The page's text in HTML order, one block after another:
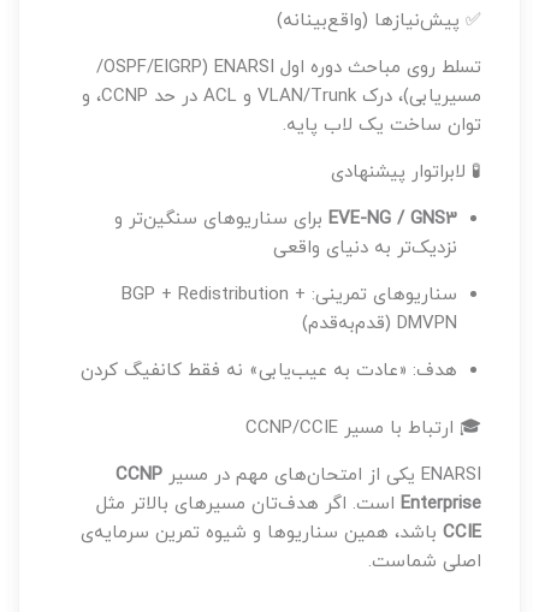
✅ پیش‌نیازها (واقع‌بینانه)
تسلط روی مباحث دوره اول ENARSI (OSPF/EIGRP/
مسیریابی)، درک VLAN/Trunk و ACL در حد CCNP، و
توان ساخت یک لاب پایه.
🧪 لابراتوار پیشنهادی
EVE-NG / GNS3برای سناریوهای سنگین‌تر و
نزدیک‌تر به دنیای واقعی
سناریوهای تمرینی: BGP + Redistribution +
DMVPN (قدم‌به‌قدم)
هدف: «عادت به عیب‌یابی» نه فقط کانفیگ کردن
🎓 ارتباط با مسیر CCNP/CCIE
ENARSI یکی از امتحان‌های مهم در مسیر
CCNP
Enterpriseاست. اگر هدف‌تان مسیرهای بالاتر مثل
CCIEباشد، همین سناریوها و شیوه تمرین سرمایه‌ی
اصلی شماست.